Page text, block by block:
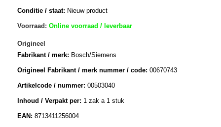
Conditie / staat: Nieuw product
Voorraad: Online voorraad / leverbaar
Origineel
Fabrikant / merk: Bosch/Siemens
Origineel Fabrikant / merk nummer / code: 00670743
Artikelcode / nummer: 00503040
Inhoud / Verpakt per: 1 zak a 1 stuk
EAN: 8713411256004